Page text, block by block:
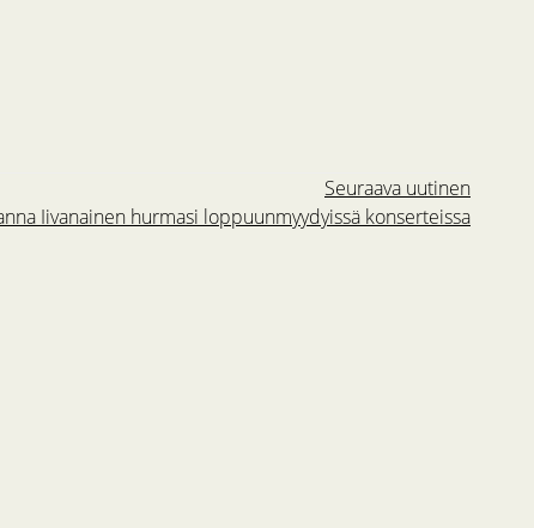
Seuraava uutinen
Iivanainen hurmasi loppuunmyydyissä konserteissa